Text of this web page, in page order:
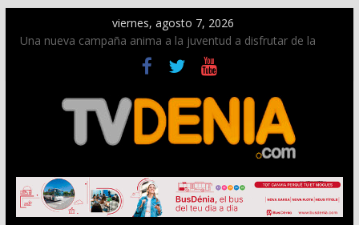
viernes, agosto 7, 2026
Una nueva campaña anima a la juventud a disfrutar de la
Paco Adsuar dona al Arxiu de Dénia más de 50.000 imágenes
de la memoria visual de la ciudad
La Entraeta Festera llena de ambiente la calle Marqués de
Campo con la recepción a la Capitanía Cristiana
El XII Festival de Jazz de Dénia reunirá durante agosto a
figuras nacionales e internacionales en los Jardins de
Torrecremada
Los Moros y Cristianos 2026 reciben las llaves de la ciudad y
dan inicio a las fiestas en Dénia